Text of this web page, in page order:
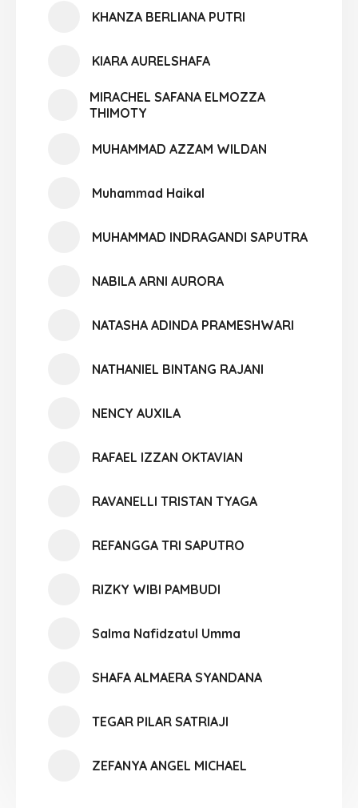
KHANZA BERLIANA PUTRI
KIARA AURELSHAFA
MIRACHEL SAFANA ELMOZZA
THIMOTY
MUHAMMAD AZZAM WILDAN
Muhammad Haikal
MUHAMMAD INDRAGANDI SAPUTRA
NABILA ARNI AURORA
NATASHA ADINDA PRAMESHWARI
NATHANIEL BINTANG RAJANI
NENCY AUXILA
RAFAEL IZZAN OKTAVIAN
RAVANELLI TRISTAN TYAGA
REFANGGA TRI SAPUTRO
RIZKY WIBI PAMBUDI
Salma Nafidzatul Umma
SHAFA ALMAERA SYANDANA
TEGAR PILAR SATRIAJI
ZEFANYA ANGEL MICHAEL